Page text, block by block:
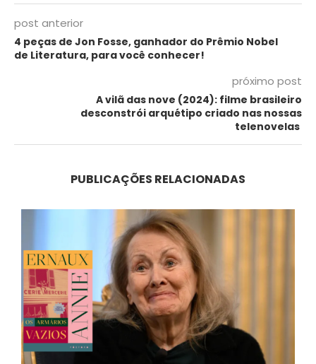
post anterior
4 peças de Jon Fosse, ganhador do Prêmio Nobel
de Literatura, para você conhecer!
próximo post
A vilã das nove (2024): filme brasileiro
desconstrói arquétipo criado nas nossas
telenovelas
PUBLICAÇÕES RELACIONADAS